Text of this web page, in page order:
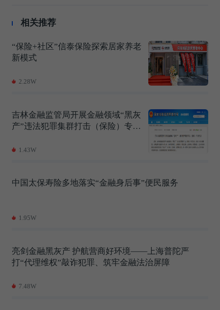
相关推荐
“保险+社区”信泰保险探索居家养老
新模式
2.28W
吉林金融监管局开展金融领域“黑灰
产”违法犯罪集群打击（保险）专项
1.43W
中国太保寿险多地落实“金融身后事”便民服务
1.95W
亮剑金融黑灰产 护航营商好环境——上海普陀严
打“代理维权”敲诈犯罪、筑牢金融法治屏障
7.48W